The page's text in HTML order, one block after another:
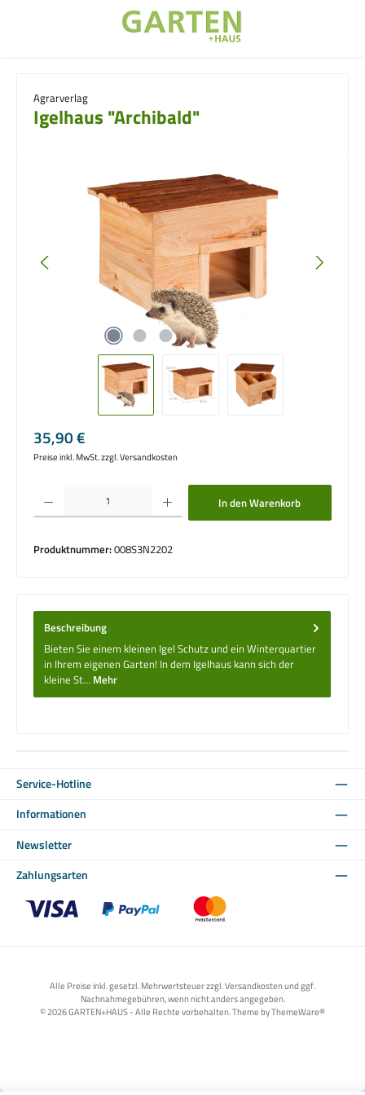
Agrarverlag
Igelhaus "Archibald"
Bildergalerie überspringen
Regulärer Preis:
35,90 €
Preise inkl. MwSt. zzgl. Versandkosten
Produkt Anzahl: Gib den gewünschten Wert ein oder benutze die Schaltflächen um
In den Warenkorb
Produktnummer:008S3N2202
Beschreibung
Bieten Sie einem kleinen Igel Schutz und ein Winterquartier
in Ihrem eigenen Garten! In dem Igelhaus kann sich der
kleine St… Mehr
Service-Hotline
Informationen
Newsletter
Zahlungsarten
Alle Preise inkl. gesetzl. Mehrwertsteuer zzgl. Versandkosten und ggf.
Nachnahmegebühren, wenn nicht anders angegeben.
© 2026 GARTEN+HAUS - Alle Rechte vorbehalten. Theme byThemeWare®